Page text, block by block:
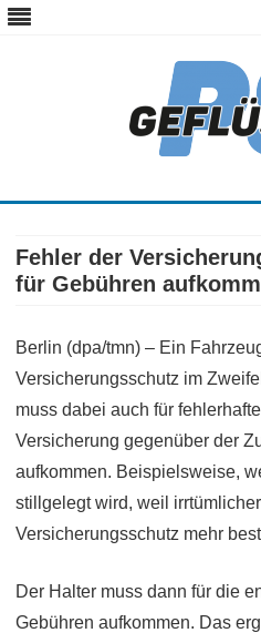
Fehler der
für Gebühren
Berlin (dpa/tmn) – Ein
Versicherungsschutz im
muss dabei auch für
Versicherung gegenüber der
aufkommen. Beispielsweise,
stillgelegt wird, weil
Versicherungsschutz mehr
Der Halter muss dann für die
Gebühren aufkommen. Das